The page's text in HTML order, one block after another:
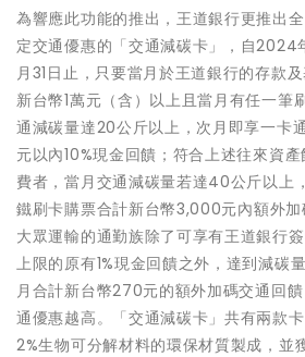
為響應此功能的推出，王道銀行更推出
定交通優惠的「交通減碳卡」，自2024
月31日止，只要當月於王道銀行的存款
新台幣1萬元（含）以上且當月有任一筆
通減碳量達20公斤以上，次月即享一卡
元以內10%現金回饋；符合上述往來資
費者，當月交通減碳量若達40公斤以上
鐵刷卡購票合計新台幣3,000元內額外
大眾運輸的通勤族除了可享有王道銀行
上限的原有1%現金回饋之外，達到減碳
月合計新台幣270元的額外加碼交通回
通優惠越高。「交通減碳卡」共有兩款
2%生物可分解材料的環保材質製成，並